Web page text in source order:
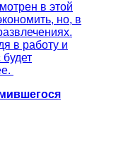
в этой
но, в
в работу и